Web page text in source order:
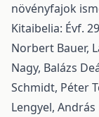
növényfajok
Kitaibelia: Évf.
Norbert Bauer,
Nagy, Balázs
Schmidt, Péter
Lengyel,